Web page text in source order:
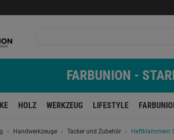
FARBUNION -
HOLZ WERKZEUG LIFESTYLE
Handwerkzeuge Tacker und Zubehör Heftklammern